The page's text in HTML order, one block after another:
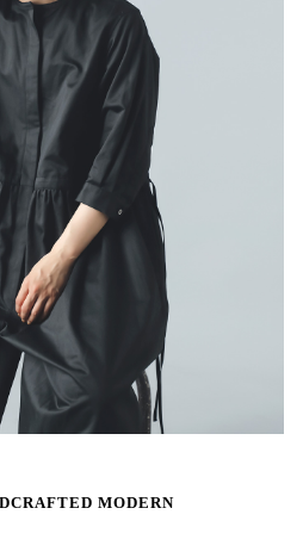
MODERN